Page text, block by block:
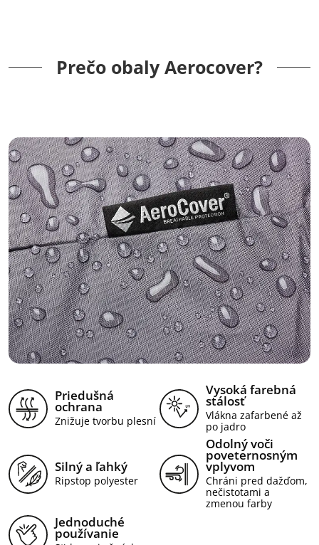
Prečo obaly Aerocover?
Priedušná
ochrana
Znižuje tvorbu plesní
Vysoká farebná
stálosť
Vlákna zafarbené až
po jadro
Silný a ľahký
Ripstop polyester
Odolný voči
poveternosným
vplyvom
Chráni pred dažďom,
nečistotami a
zmenou farby
Jednoduché
používanie